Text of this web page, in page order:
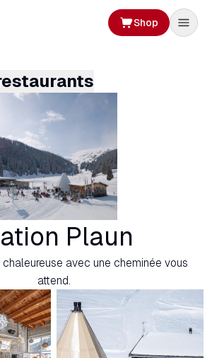
Shop
Plaun
avec une cheminée vous
attend.